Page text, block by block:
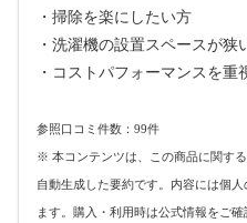
・掃除を楽にしたい方
・洗濯機の設置スペースが狭
・コストパフォーマンスを重
参照口コミ件数：99件
※ 本コンテンツは、この商品に関す
自動生成した要約です。内容には個
ます。購入・利用時は公式情報をご確